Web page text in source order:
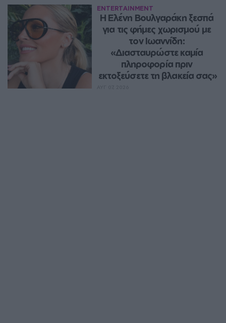
ENTERTAINMENT
Η Ελένη Βουλγαράκη ξεσπά
για τις φήμες χωρισμού με
τον Ιωαννίδη:
«Διασταυρώστε καμία
πληροφορία πριν
εκτοξεύσετε τη βλακεία σας»